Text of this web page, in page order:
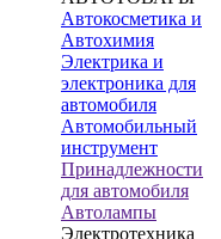
Автокосметика и
Автохимия
Электрика и
электроника для
автомобиля
Автомобильный
инструмент
Принадлежности
для автомобиля
Автолампы
Электротехника